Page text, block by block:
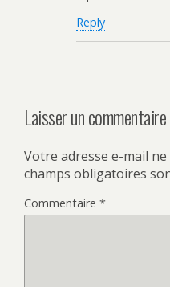
Reply
Laisser un commentaire
Votre adresse e-mail
champs obligatoires
Commentaire *